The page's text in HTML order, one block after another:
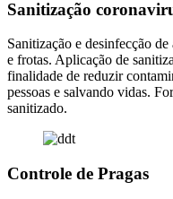
Sanitização
Sanitização e desinfecção
e frotas. Aplicação de
finalidade de reduzir
pessoas e salvando vidas.
sanitizado.
Controle de Pragas